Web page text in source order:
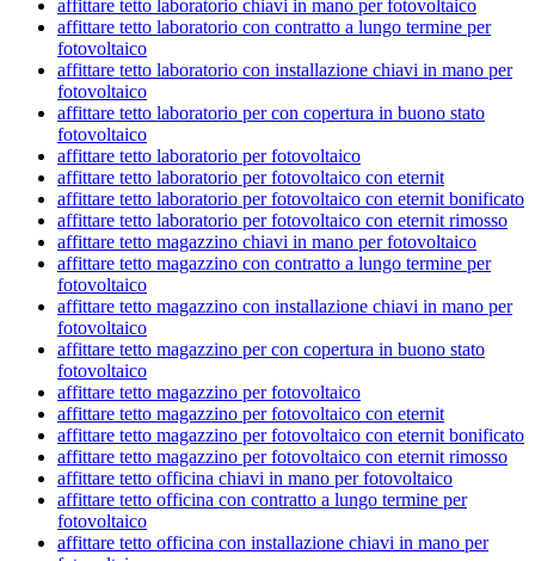
affittare tetto laboratorio chiavi in mano per fotovoltaico
affittare tetto laboratorio con contratto a lungo termine per
fotovoltaico
affittare tetto laboratorio con installazione chiavi in mano per
fotovoltaico
affittare tetto laboratorio per con copertura in buono stato
fotovoltaico
affittare tetto laboratorio per fotovoltaico
affittare tetto laboratorio per fotovoltaico con eternit
affittare tetto laboratorio per fotovoltaico con eternit bonificato
affittare tetto laboratorio per fotovoltaico con eternit rimosso
affittare tetto magazzino chiavi in mano per fotovoltaico
affittare tetto magazzino con contratto a lungo termine per
fotovoltaico
affittare tetto magazzino con installazione chiavi in mano per
fotovoltaico
affittare tetto magazzino per con copertura in buono stato
fotovoltaico
affittare tetto magazzino per fotovoltaico
affittare tetto magazzino per fotovoltaico con eternit
affittare tetto magazzino per fotovoltaico con eternit bonificato
affittare tetto magazzino per fotovoltaico con eternit rimosso
affittare tetto officina chiavi in mano per fotovoltaico
affittare tetto officina con contratto a lungo termine per
fotovoltaico
affittare tetto officina con installazione chiavi in mano per